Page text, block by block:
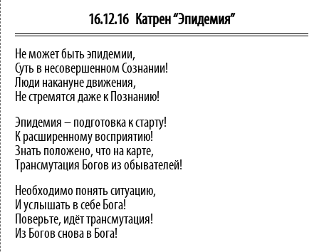
16.12.16 Катрен “Эпидемия”
Не может быть эпидемии,
Суть в несовершенном Сознании!
Люди накануне движения,
Не стремятся даже к Познанию!
Эпидемия – подготовка к старту!
К расширенному восприятию!
Знать положено, что на карте,
Трансмутация Богов из обывателей!
Необходимо понять ситуацию,
И услышать в себе Бога!
Поверьте, идёт трансмутация!
Из Богов снова в Бога!